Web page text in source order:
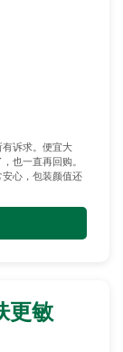
诉求。便宜大
也一直再回购。
心，包装颜值还
更敏